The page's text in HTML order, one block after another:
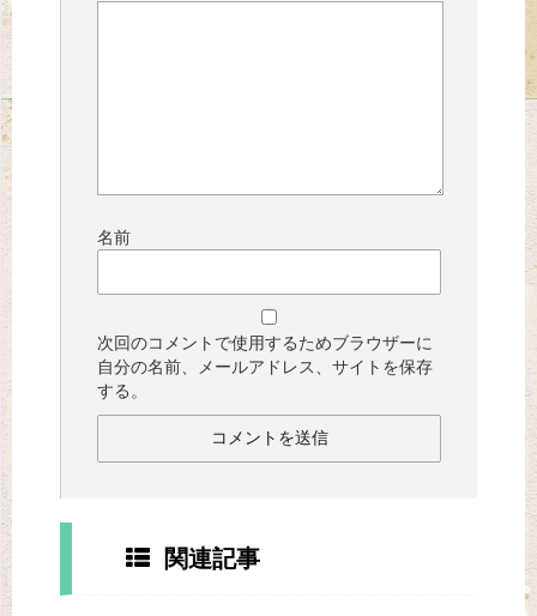
名前
次回のコメントで使用するためブラウザーに
自分の名前、メールアドレス、サイトを保存
する。
関連記事